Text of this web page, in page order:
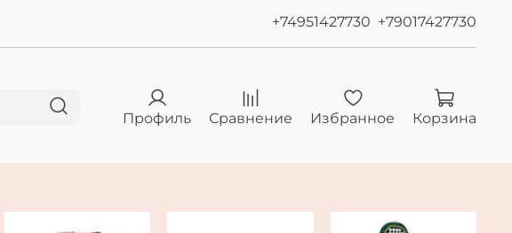
+74951427730 +79017427730
Профиль Сравнение Избранное Корзина